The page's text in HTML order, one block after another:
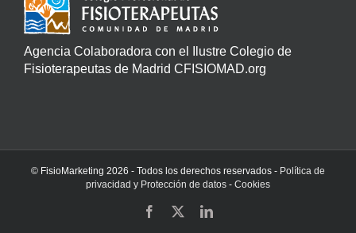
Agencia Colaboradora con el Ilustre Colegio de
Fisioterapeutas de Madrid CFISIOMAD.org
© FisioMarketing 2026 - Todos los derechos reservados - Política de
privacidad y Protección de datos - Cookies
Facebook LinkedIn